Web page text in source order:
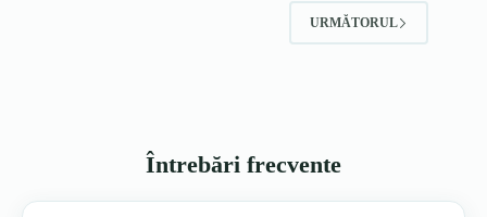
URMĂTORUL
Întrebări frecvente